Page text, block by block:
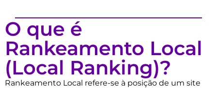
O que é
Rankeamento Local
(Local Ranking)?
Rankeamento Local refere-se à posição de um site